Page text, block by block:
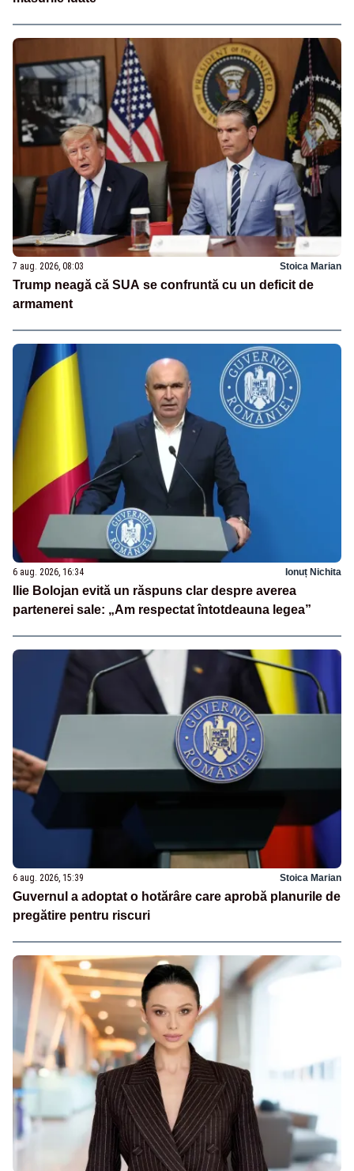
7 aug. 2026, 08:03 Stoica Marian
Trump neagă că SUA se confruntă cu un deficit de
armament
6 aug. 2026, 16:34 Ionuț Nichita
Ilie Bolojan evită un răspuns clar despre averea
partenerei sale: „Am respectat întotdeauna legea”
6 aug. 2026, 15:39 Stoica Marian
Guvernul a adoptat o hotărâre care aprobă planurile de
pregătire pentru riscuri